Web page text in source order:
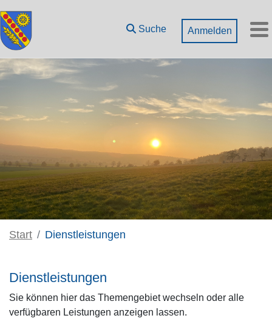
Zum Hauptinhalt springen
Suche
Anmelden
Start Dienstleistungen
Dienstleistungen
Sie können hier das Themengebiet wechseln oder alle
verfügbaren Leistungen anzeigen lassen.